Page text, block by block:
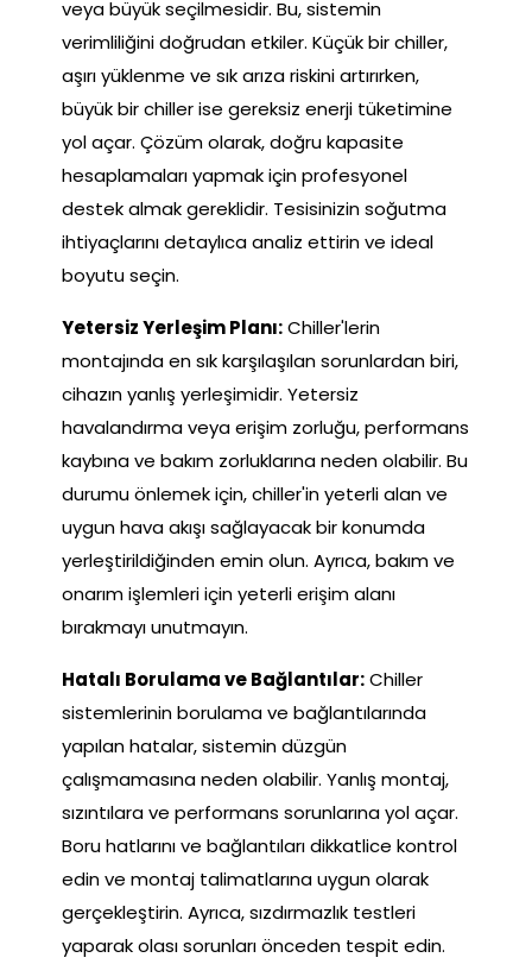
veya büyük seçilmesidir. Bu, sistemin
verimliliğini doğrudan etkiler. Küçük bir chiller,
aşırı yüklenme ve sık arıza riskini artırırken,
büyük bir chiller ise gereksiz enerji tüketimine
yol açar. Çözüm olarak, doğru kapasite
hesaplamaları yapmak için profesyonel
destek almak gereklidir. Tesisinizin soğutma
ihtiyaçlarını detaylıca analiz ettirin ve ideal
boyutu seçin.
Yetersiz Yerleşim Planı:Chiller'lerin
montajında en sık karşılaşılan sorunlardan biri,
cihazın yanlış yerleşimidir. Yetersiz
havalandırma veya erişim zorluğu, performans
kaybına ve bakım zorluklarına neden olabilir. Bu
durumu önlemek için, chiller'in yeterli alan ve
uygun hava akışı sağlayacak bir konumda
yerleştirildiğinden emin olun. Ayrıca, bakım ve
onarım işlemleri için yeterli erişim alanı
bırakmayı unutmayın.
Hatalı Borulama ve Bağlantılar:Chiller
sistemlerinin borulama ve bağlantılarında
yapılan hatalar, sistemin düzgün
çalışmamasına neden olabilir. Yanlış montaj,
sızıntılara ve performans sorunlarına yol açar.
Boru hatlarını ve bağlantıları dikkatlice kontrol
edin ve montaj talimatlarına uygun olarak
gerçekleştirin. Ayrıca, sızdırmazlık testleri
yaparak olası sorunları önceden tespit edin.